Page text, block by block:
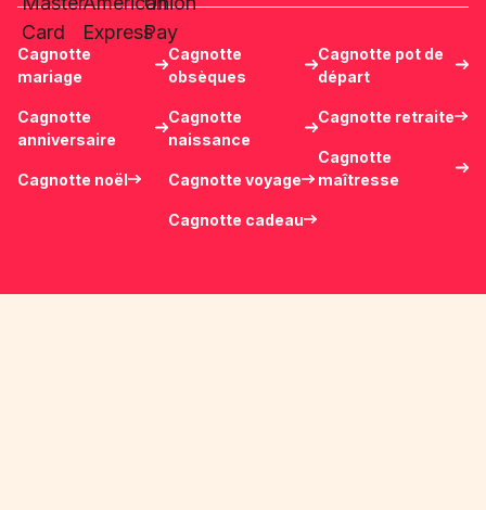
Cagnotte
mariage
Cagnotte
anniversaire
Cagnotte noël
Cagnotte
obsèques
Cagnotte
naissance
Cagnotte voyage
Cagnotte cadeau
Cagnotte pot de
départ
Cagnotte retraite
Cagnotte
maîtresse